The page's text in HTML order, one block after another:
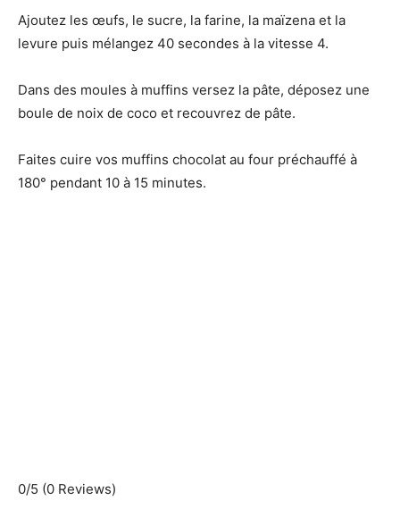
Ajoutez les œufs, le sucre, la farine, la maïzena et la
levure puis mélangez 40 secondes à la vitesse 4.
Dans des moules à muffins versez la pâte, déposez une
boule de noix de coco et recouvrez de pâte.
Faites cuire vos muffins chocolat au four préchauffé à
180° pendant 10 à 15 minutes.
0/5 (0 Reviews)